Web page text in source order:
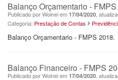
Balanço Orçamentario -
Publicado por Wolnei em 17/04/2020 ,
Categoria: Prestação de Contas
Balanço Orçamentario - FMPS 2018.
Balanço Financeiro - FMPS
Publicado por Wolnei em 17/04/2020 ,